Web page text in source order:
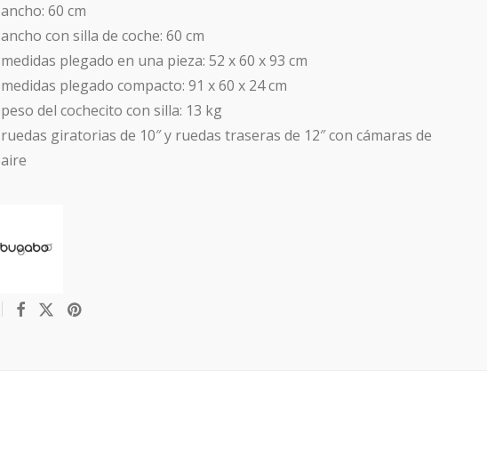
ancho: 60 cm
ancho con silla de coche: 60 cm
medidas plegado en una pieza: 52 x 60 x 93 cm
medidas plegado compacto: 91 x 60 x 24 cm
peso del cochecito con silla: 13 kg
ruedas giratorias de 10″ y ruedas traseras de 12″ con cámaras de
aire